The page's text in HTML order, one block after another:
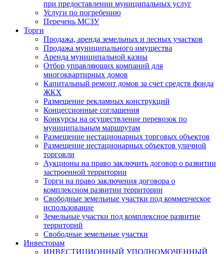
при предоставлении муниципальных услуг
Услуги по погребению
Перечень МСЗУ
Торги
Продажа, аренда земельных и лесных участков
Продажа муниципального имущества
Аренда муниципальной казны
Отбор управляющих компаний для
многоквартирных домов
Капитальный ремонт домов за счет средств фонда
ЖКХ
Размещение рекламных конструкций
Концессионные соглашения
Конкурсы на осуществление перевозок по
муниципальным маршрутам
Размещение нестационарных торговых объектов
Размещение нестационарных объектов уличной
торговли
Аукционы на право заключить договор о развитии
застроенной территории
Торги на право заключения договора о
комплексном развитии территории
Свободные земельные участки под коммерческое
использование
Земельные участки под комплексное развитие
территорий
Свободные земельные участки
Инвесторам
ИНВЕСТИЦИОННЫЙ УПОЛНОМОЧЕННЫЙ